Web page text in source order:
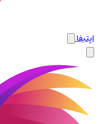
اپتیفا